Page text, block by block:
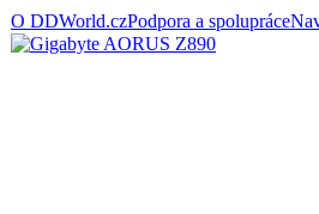
O DDWorld.czPodpora a spolupráce